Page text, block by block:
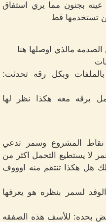
بجنون مما يري استفاق
تستخدمها قط
مالذي اوصلها هنا
وبكل رقه تحدثت:
برقه معه هكذا نظر لها
المشروع وسمر تدعي
لا يستطيع التحمل اكثر من
هل هكذا تنتقم منه اوووف
لسمر بنظره هو يعرفها
بحده: للأسف هذه الصفقه